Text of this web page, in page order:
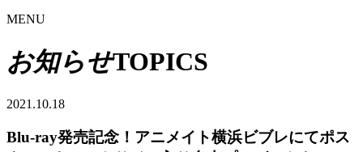
MENU
お知らせTOPICS
2021.10.18
Blu-ray発売記念！アニメイト横浜ビブレにてポス